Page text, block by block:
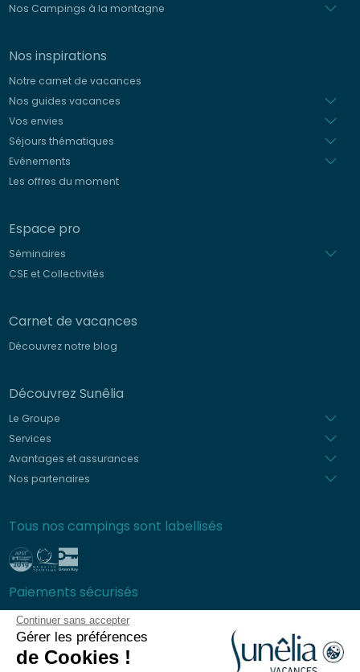
Continuer sans accepter
Gérer les préférences
de Cookies !
Nos Campings à la montagne
Nos inspirations
Notre carnet de vacances
Nos guides vacances
Vos envies
Séjours thématiques
Evénements
Les offres du moment
Espace pro
Séminaires
CSE et Collectivités
Carnet de vacances
Découvrez notre blog
Découvrez Sunêlia
Le Groupe
Services
Avantages et assurances
Nos partenaires
Tous nos campings sont labellisés
Paiements sécurisés